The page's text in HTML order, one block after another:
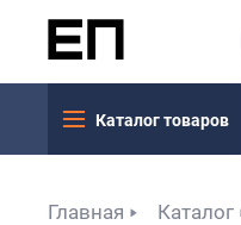
Каталог товаров
Главная Каталог